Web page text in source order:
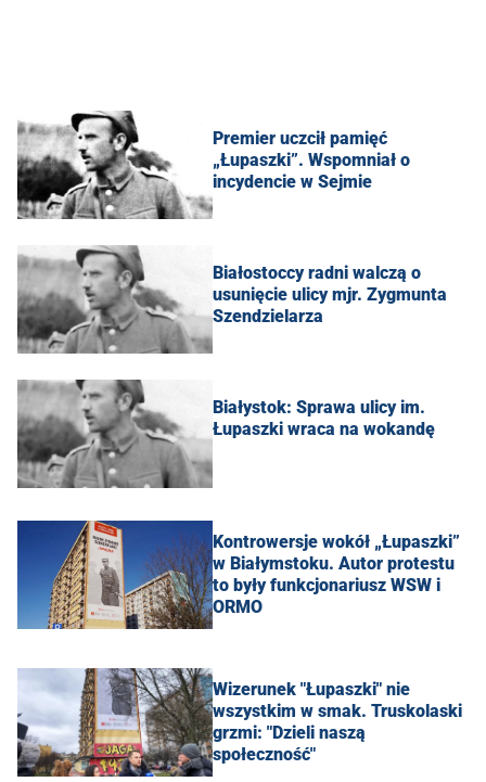
Premier uczcił pamięć
„Łupaszki”. Wspomniał o
incydencie w Sejmie
Białostoccy radni walczą o
usunięcie ulicy mjr. Zygmunta
Szendzielarza
Białystok: Sprawa ulicy im.
Łupaszki wraca na wokandę
Kontrowersje wokół „Łupaszki”
w Białymstoku. Autor protestu
to były funkcjonariusz WSW i
ORMO
Wizerunek "Łupaszki" nie
wszystkim w smak. Truskolaski
grzmi: "Dzieli naszą
społeczność"